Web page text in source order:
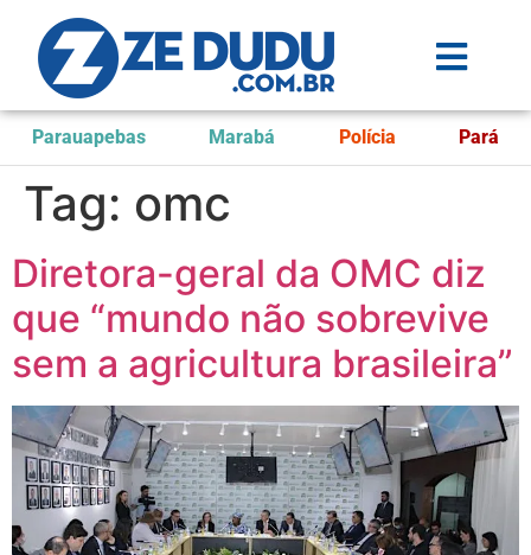
Parauapebas Marabá Polícia Pará
Tag: omc
Diretora-geral da OMC diz
que “mundo não sobrevive
sem a agricultura brasileira”